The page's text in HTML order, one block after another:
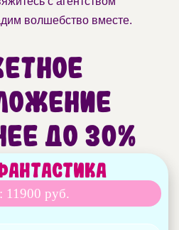
волшебство вместе.
до 30%
11900 руб.